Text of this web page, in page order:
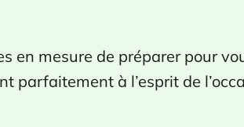
en mesure de préparer pour
parfaitement à l’esprit de